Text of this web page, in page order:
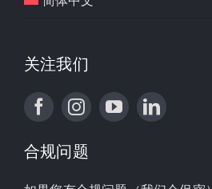
关注我们
合规问题